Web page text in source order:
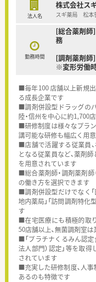
法人名
株式会社ス
スギ薬局 松本
勤務時間
[総合薬剤
務
[調剤薬剤
※変形労働
■毎年100 店舗以上新規
る成長企業です
■調剤併設型ドラッグのパ
陸・信州を中心に約1,700
■研修制度は様々なプラ
講可能な研修も幅広く用
■店舗で活躍する従業員
となる従業員など、薬剤
を用意されています
■総合薬剤師・調剤薬剤師
の働き方を選択できます
■調剤併設型だけでなく「
地内薬局」「訪問調剤特化
す
■在宅医療にも積極的取
50店舗以上、無菌調剤室
■「プラチナくるみん認定
法人部門）認定」等を取
されています
■充実した研修制度、人事
あるのも特徴です